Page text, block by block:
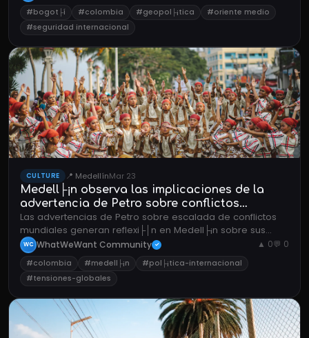
#bogot├í #colombia #geopol├¡tica
#oriente medio
#seguridad internacional
CULTURE 📍 MedellínMar 23
Medell├¡n observa las implicaciones de la
advertencia de Petro sobre conflictos
internacionales
Las advertencias de Petro sobre escalada de conflictos
mundiales generan reflexi├│n en Medell├¡n sobre sus
implicaciones econ├│micas y diplom├íticas.
WC WhatWeWant Community ✓ ▲ 0💬 0
#colombia #medell├¡n
#pol├¡tica-internacional
#tensiones-globales